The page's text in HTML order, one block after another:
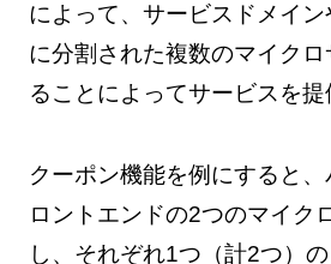
によって、サービスドメイン
に分割された複数のマイク
ることによってサービスを提
クーポン機能を例にすると
ロントエンドの2つのマイク
し、それぞれ1つ（計2つ）